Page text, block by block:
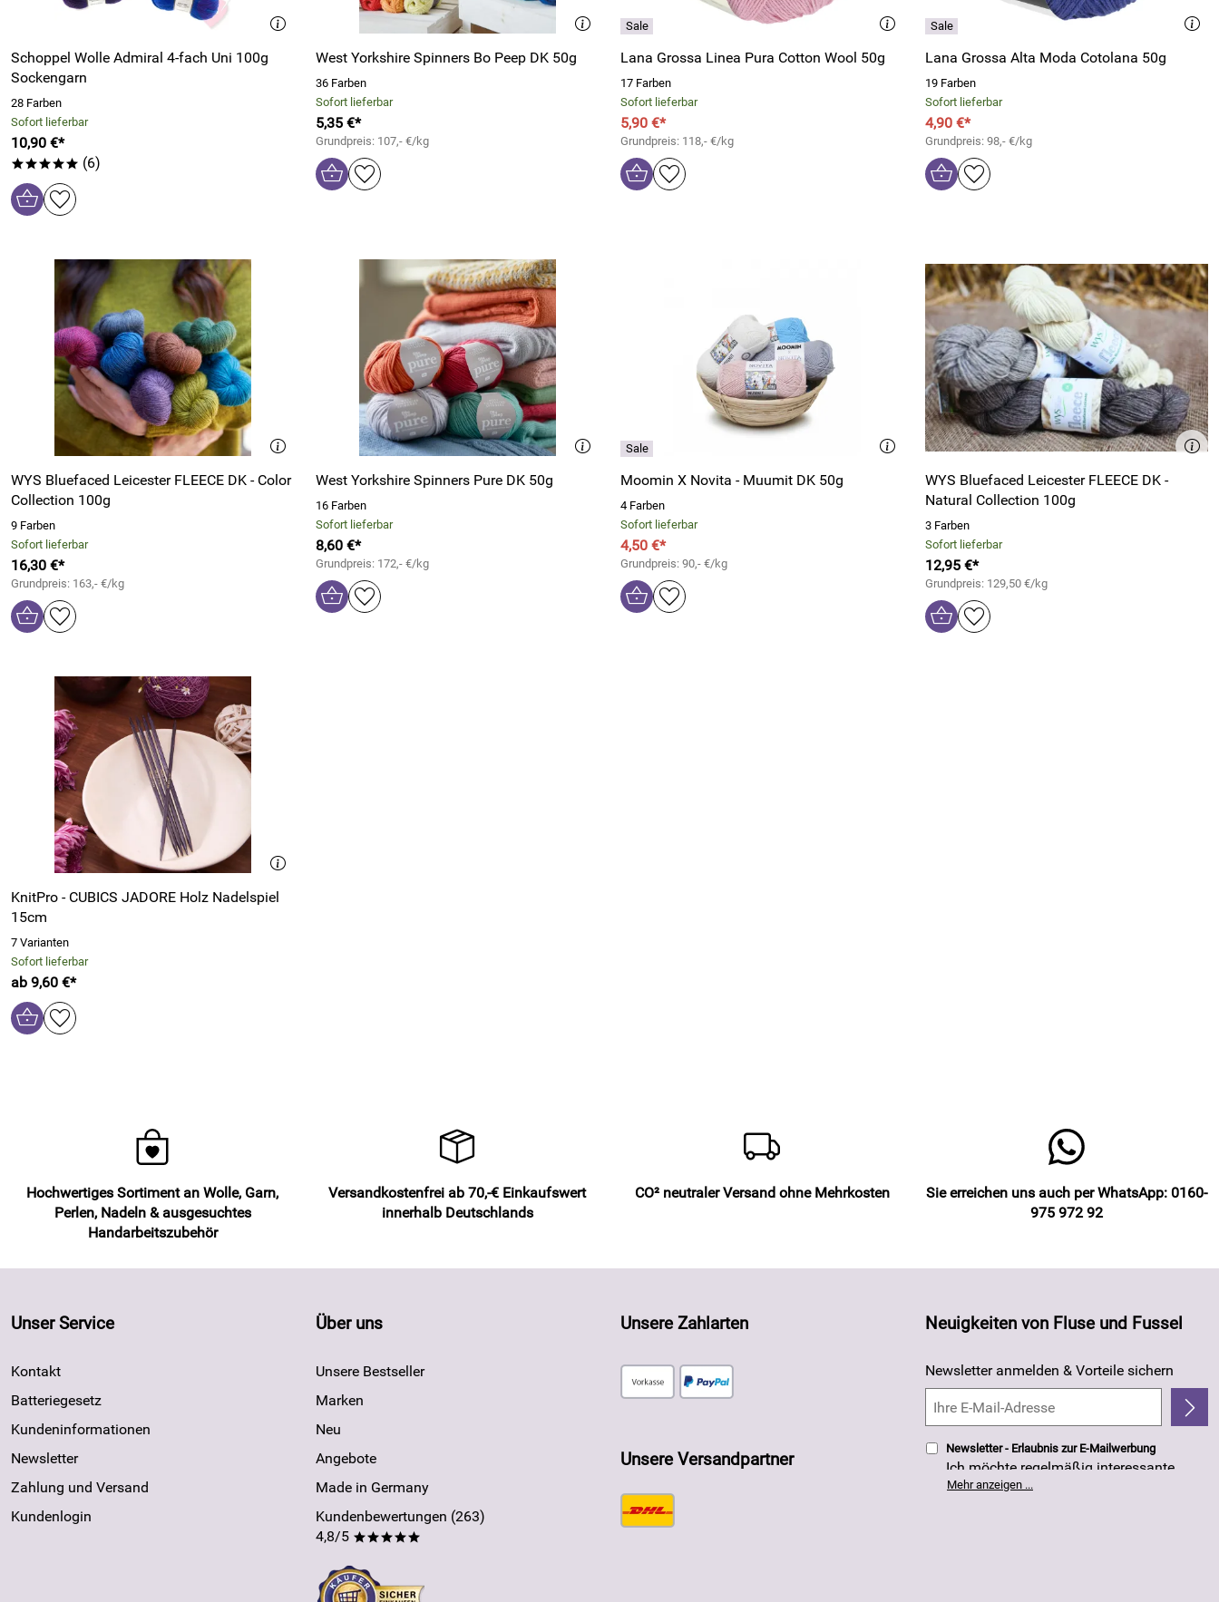
Schoppel Wolle Admiral 4-fach Uni 100g
Sockengarn
28 Farben
Sofort lieferbar
10,90 €*
***** (6)
West Yorkshire Spinners Bo Peep DK 50g
36 Farben
Sofort lieferbar
5,35 €*
Grundpreis: 107,- €/kg
Lana Grossa Linea Pura Cotton Wool 50g
17 Farben
Sofort lieferbar
5,90 €*
Grundpreis: 118,- €/kg
Lana Grossa Alta Moda Cotolana 50g
19 Farben
Sofort lieferbar
4,90 €*
Grundpreis: 98,- €/kg
WYS Bluefaced Leicester FLEECE DK - Color
Collection 100g
9 Farben
Sofort lieferbar
16,30 €*
Grundpreis: 163,- €/kg
West Yorkshire Spinners Pure DK 50g
16 Farben
Sofort lieferbar
8,60 €*
Grundpreis: 172,- €/kg
Moomin X Novita - Muumit DK 50g
4 Farben
Sofort lieferbar
4,50 €*
Grundpreis: 90,- €/kg
WYS Bluefaced Leicester FLEECE DK -
Natural Collection 100g
3 Farben
Sofort lieferbar
12,95 €*
Grundpreis: 129,50 €/kg
KnitPro - CUBICS JADORE Holz Nadelspiel
15cm
7 Varianten
Sofort lieferbar
ab 9,60 €*
Hochwertiges Sortiment an Wolle, Garn,
Perlen, Nadeln & ausgesuchtes
Handarbeitszubehör
Versandkostenfrei ab 70,-€ Einkaufswert
innerhalb Deutschlands
CO² neutraler Versand ohne Mehrkosten
Sie erreichen uns auch per WhatsApp: 0160-
975 972 92
Unser Service
Kontakt
Batteriegesetz
Kundeninformationen
Newsletter
Zahlung und Versand
Kundenlogin
Über uns
Unsere Bestseller
Marken
Neu
Angebote
Made in Germany
Kundenbewertungen (263)
4,8/5 *****
Unsere Zahlarten
Unsere Versandpartner
Neuigkeiten von Fluse und Fussel
Newsletter anmelden & Vorteile sichern
Newsletter - Erlaubnis zur E-Mailwerbung
Ich möchte regelmäßig interessante
Angebote per E-Mail erhalten. Meine E-
Mail-Adresse wird nicht an andere
Mehr anzeigen ...